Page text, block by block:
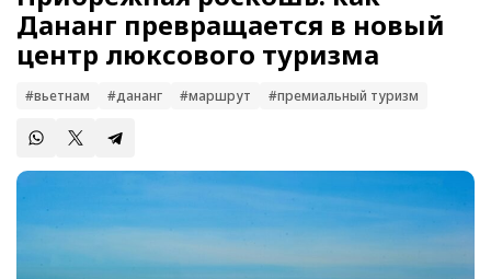
Дананг превращается в новый
центр люксового туризма
#вьетнам #дананг #маршрут #премиальный туризм